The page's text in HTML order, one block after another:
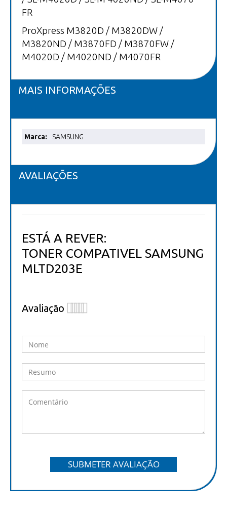
FR
ProXpress M3820D / M3820DW /
M3820ND / M3870FD / M3870FW /
M4020D / M4020ND / M4070FR
MAIS INFORMAÇÕES
Mais
SAMSUNG
AVALIAÇÕES
ESTÁ A REVER:
TONER COMPATIVEL SAMSUNG
MLTD203E
Avaliação
SUBMETER AVALIAÇÃO